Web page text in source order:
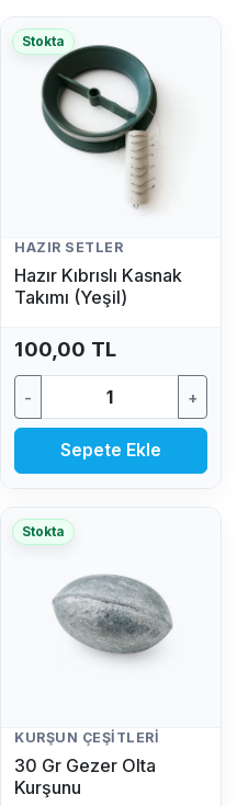
Stokta
HAZIR SETLER
Hazır Kıbrıslı Kasnak
Takımı (Yeşil)
100,00 TL
- +
Sepete Ekle
Stokta
KURŞUN ÇEŞITLERI
30 Gr Gezer Olta
Kurşunu